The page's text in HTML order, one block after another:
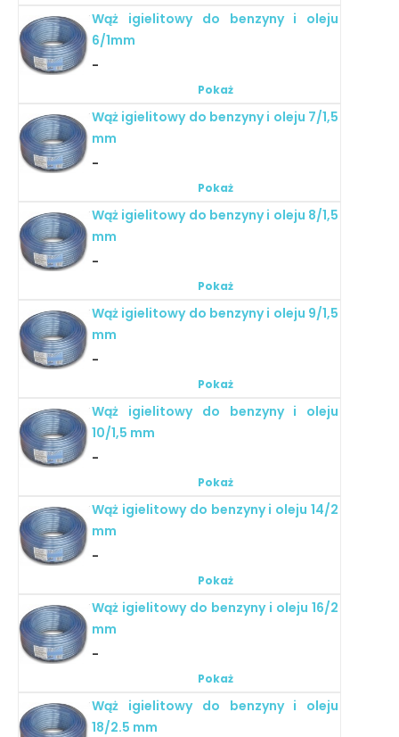
Wąż igielitowy do benzyny i oleju
6/1mm
-
Pokaż
Wąż igielitowy do benzyny i oleju 7/1,5
mm
-
Pokaż
Wąż igielitowy do benzyny i oleju 8/1,5
mm
-
Pokaż
Wąż igielitowy do benzyny i oleju 9/1,5
mm
-
Pokaż
Wąż igielitowy do benzyny i oleju
10/1,5 mm
-
Pokaż
Wąż igielitowy do benzyny i oleju 14/2
mm
-
Pokaż
Wąż igielitowy do benzyny i oleju 16/2
mm
-
Pokaż
Wąż igielitowy do benzyny i oleju
18/2.5 mm